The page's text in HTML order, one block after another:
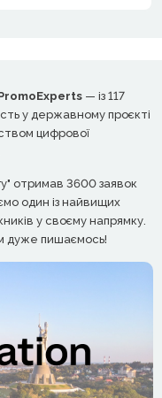
— із 117
у державному проєкті
цифрової
отримав 3600 заявок
один із найвищих
у своєму напрямку.
дуже пишаємось!